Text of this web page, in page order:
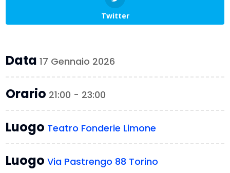
Twitter
Data17 Gennaio 2026
Orario 21:00 - 23:00
Luogo Teatro Fonderie Limone
LuogoVia Pastrengo 88 Torino